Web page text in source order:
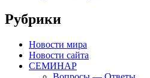
Рубрики
Новости мира
Новости сайта
СЕМИНАР